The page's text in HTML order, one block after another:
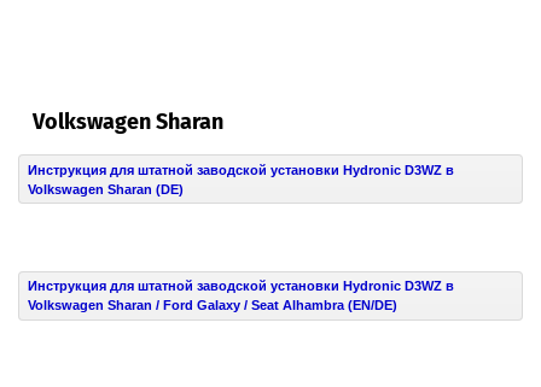
Volkswagen Sharan
Инструкция для штатной заводской установки Hydronic D3WZ в
Volkswagen Sharan (DE)
Инструкция для штатной заводской установки Hydronic D3WZ в
Volkswagen Sharan / Ford Galaxy / Seat Alhambra (EN/DE)